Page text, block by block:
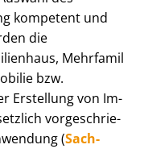
kompetent und
die
Mehr­fa­mi­l
bzw.
Erstellung von Im­
vor­ge­schrie­
(Sach­